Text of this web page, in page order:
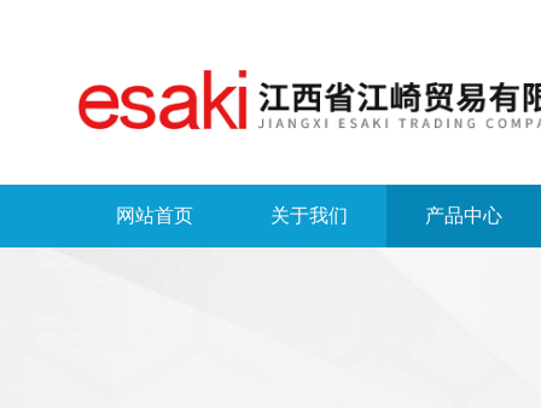
网站首页 关于我们 产品中心